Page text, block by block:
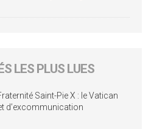
LES PLUS LUES
Saint-Pie X : le Vatican
d’excommunication